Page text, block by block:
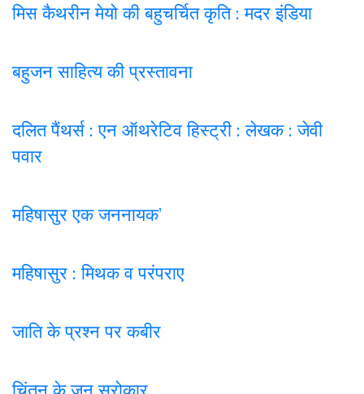
मिस कैथरीन मेयो की बहुचर्चित कृति : मदर इंडिया
बहुजन साहित्य की प्रस्तावना
दलित पैंथर्स : एन ऑथरेटिव हिस्ट्री : लेखक : जेवी
पवार
महिषासुर एक जननायक’
महिषासुर : मिथक व परंपराए
जाति के प्रश्न पर कबीर